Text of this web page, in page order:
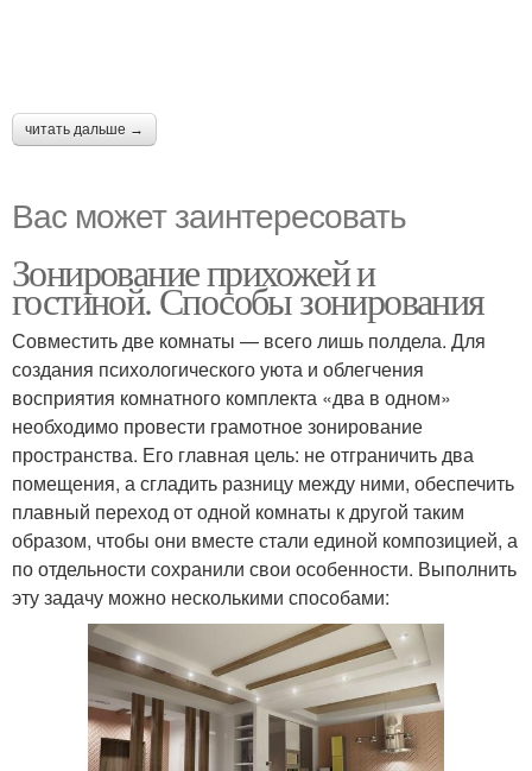
читать дальше →
Вас может заинтересовать
Зонирование прихожей и
гостиной. Способы зонирования
Совместить две комнаты — всего лишь полдела. Для
создания психологического уюта и облегчения
восприятия комнатного комплекта «два в одном»
необходимо провести грамотное зонирование
пространства. Его главная цель: не отграничить два
помещения, а сгладить разницу между ними, обеспечить
плавный переход от одной комнаты к другой таким
образом, чтобы они вместе стали единой композицией, а
по отдельности сохранили свои особенности. Выполнить
эту задачу можно несколькими способами: